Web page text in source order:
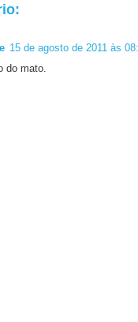
15 de agosto de 2011 às
do mato.